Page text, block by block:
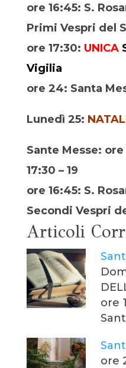
ore 16:45: S.
Primi Vespri del
ore 17:30: UNICA
Vigilia
ore 24: Santa
Lunedì 25:
Sante Messe: ore
17:30 – 19
ore 16:45: S.
Secondi Vespri
Articoli
ore
ore